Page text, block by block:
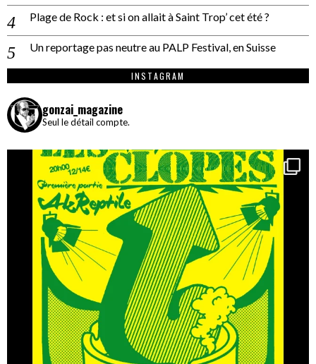
Plage de Rock : et si on allait à Saint Trop’ cet été ?
Un reportage pas neutre au PALP Festival, en Suisse
INSTAGRAM
gonzai_magazine
Seul le détail compte.